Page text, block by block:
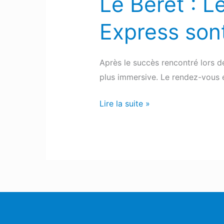
Express
Après le succès rencontré lors
plus immersive. Le rendez-
Lire la suite »